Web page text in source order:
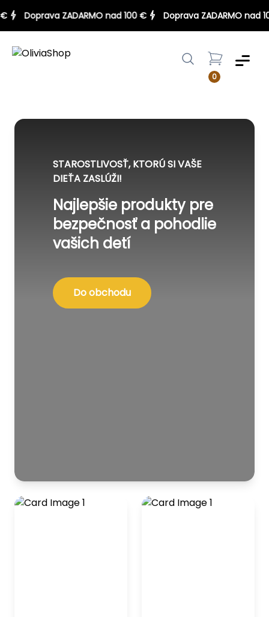
€ Doprava ZADARMO nad 100 € Doprava ZADARMO
0
Menu
STAROSTLIVOSŤ, KTORÚ SI VAŠE
DIEŤA ZASLÚŽI!
Najlepšie produkty pre
bezpečnosť a pohodlie
vašich detí
Do obchodu